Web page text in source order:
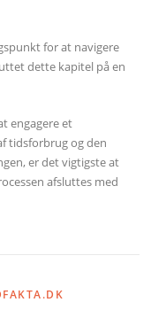
for at navigere
dette kapitel på en
engagere et
tidsforbrug og den
er det vigtigste at
afsluttes med